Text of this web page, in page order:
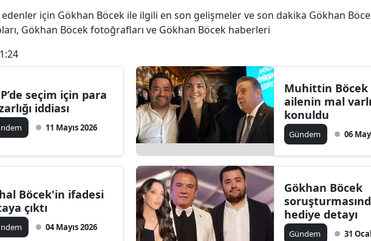
Artvin
Balıkesir
Bilecik
Bingöl
Bolu
Burdur
için Gökhan Böcek ile ilgili en son gelişmeler ve son dakika Gökhan
Gökhan Böcek fotoğrafları ve Gökhan Böcek haberleri
seçim için para
iddiası
11 Mayıs 2026
Muhittin Böcek
ailenin mal
konuldu
Gündem 06
Böcek'in ifadesi
çıktı
04 Mayıs 2026
Gökhan Böcek
hediye detayı
Gündem 31